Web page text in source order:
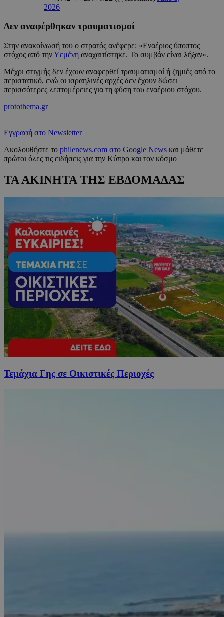
2026
Δεν αναφέρθηκαν τραυματισμοί
Στην ανακοίνωσή του ο στρατός ανέφερε: «Εναέριος ύποπτος
στόχος από τηνΥεμένη αναχαιτίστηκε. Το συμβάν είναι λήξαν».
Μέχρι στιγμής δεν έχουν αναφερθεί τραυματισμοί ή ζημιές από το
περιστατικό, ενώ οι ισραηλινές αρχές δεν έχουν δώσει
περισσότερες λεπτομέρειες για τη φύση του εναέριου στόχου.
protothema.gr
Εγγραφή στο Newsletter
Ακολουθήστε το philenews.com στο Google News και μάθετε
πρώτοι όλες τις ειδήσεις για την Κύπρο και τον κόσμο
ΤΑ ΑΚΙΝΗΤΑ ΤΗΣ ΕΒΔΟΜΑΔΑΣ
Τεμάχια Γης σε Οικιστικές Περιοχές